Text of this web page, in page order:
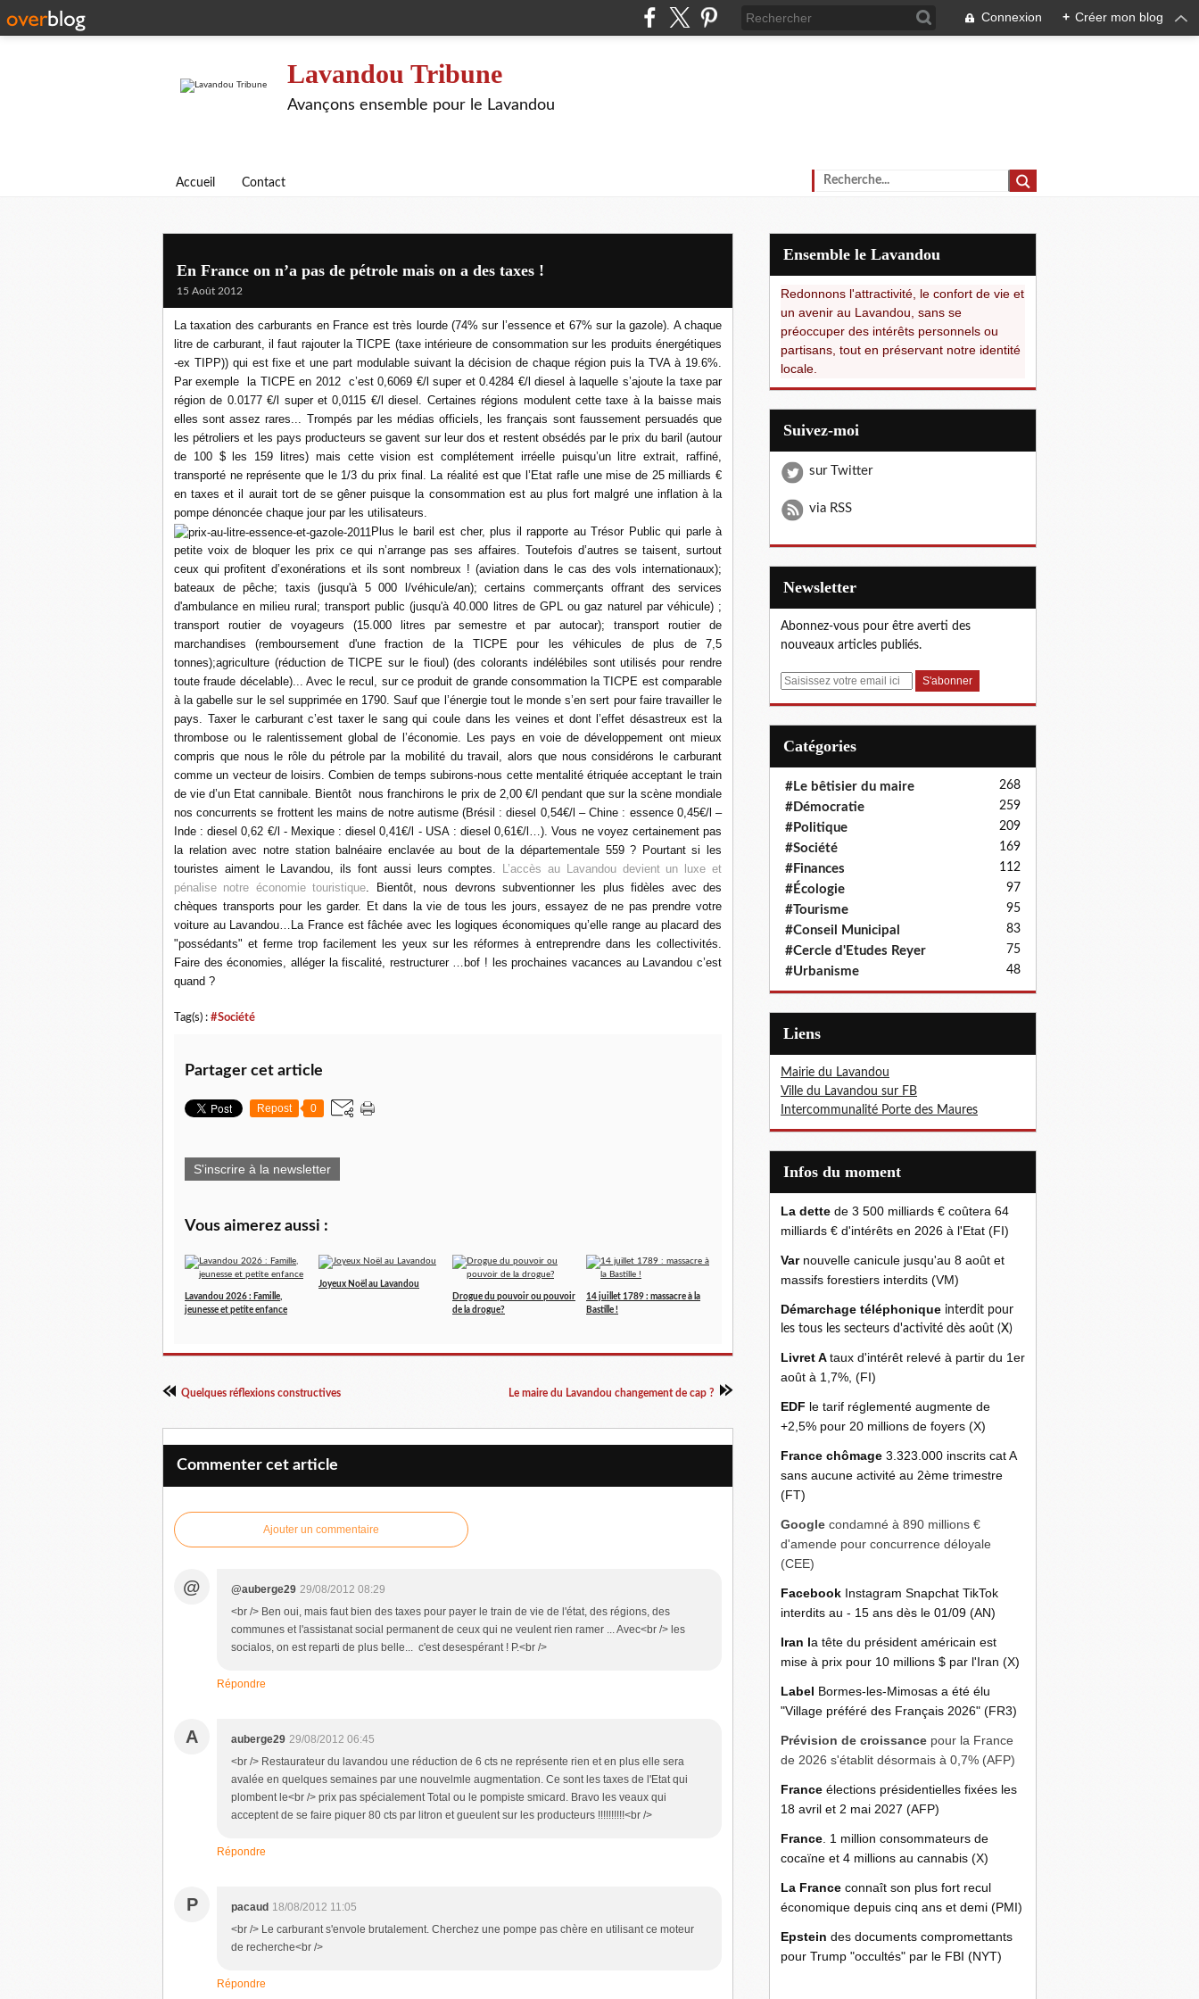
Connexion + Créer mon blog
Lavandou Tribune
Avançons ensemble pour le Lavandou
Accueil Contact
En France on n’a pas de pétrole mais on a des taxes !
15 Août 2012
La taxation des carburants en France est très lourde (74% sur l’essence et 67% sur la gazole). A chaque
litre de carburant, il faut rajouter la TICPE (taxe intérieure de consommation sur les produits énergétiques
-ex TIPP)) qui est fixe et une part modulable suivant la décision de chaque région puis la TVA à 19.6%.
Par exemple la TICPE en 2012 c’est 0,6069 €/l super et 0.4284 €/l diesel à laquelle s’ajoute la taxe par
région de 0.0177 €/l super et 0,0115 €/l diesel. Certaines régions modulent cette taxe à la baisse mais
elles sont assez rares... Trompés par les médias officiels, les français sont faussement persuadés que
les pétroliers et les pays producteurs se gavent sur leur dos et restent obsédés par le prix du baril (autour
de 100 $ les 159 litres) mais cette vision est complétement irréelle puisqu’un litre extrait, raffiné,
transporté ne représente que le 1/3 du prix final. La réalité est que l’Etat rafle une mise de 25 milliards €
en taxes et il aurait tort de se gêner puisque la consommation est au plus fort malgré une inflation à la
pompe dénoncée chaque jour par les utilisateurs.
Plus le baril est cher, plus il rapporte au Trésor Public qui parle à
petite voix de bloquer les prix ce qui n’arrange pas ses affaires. Toutefois d’autres se taisent, surtout
ceux qui profitent d’exonérations et ils sont nombreux ! (aviation dans le cas des vols internationaux);
bateaux de pêche; taxis (jusqu'à 5 000 l/véhicule/an); certains commerçants offrant des services
d'ambulance en milieu rural; transport public (jusqu'à 40.000 litres de GPL ou gaz naturel par véhicule) ;
transport routier de voyageurs (15.000 litres par semestre et par autocar); transport routier de
marchandises (remboursement d'une fraction de la TICPE pour les véhicules de plus de 7,5
tonnes);agriculture (réduction de TICPE sur le fioul) (des colorants indélébiles sont utilisés pour rendre
toute fraude décelable)... Avec le recul, sur ce produit de grande consommation la TICPE est comparable
à la gabelle sur le sel supprimée en 1790. Sauf que l’énergie tout le monde s’en sert pour faire travailler le
pays. Taxer le carburant c’est taxer le sang qui coule dans les veines et dont l’effet désastreux est la
thrombose ou le ralentissement global de l’économie. Les pays en voie de développement ont mieux
compris que nous le rôle du pétrole par la mobilité du travail, alors que nous considérons le carburant
comme un vecteur de loisirs. Combien de temps subirons-nous cette mentalité étriquée acceptant le train
de vie d’un Etat cannibale. Bientôt nous franchirons le prix de 2,00 €/l pendant que sur la scène mondiale
nos concurrents se frottent les mains de notre autisme (Brésil : diesel 0,54€/l – Chine : essence 0,45€/l –
Inde : diesel 0,62 €/l - Mexique : diesel 0,41€/l - USA : diesel 0,61€/l…). Vous ne voyez certainement pas
la relation avec notre station balnéaire enclavée au bout de la départementale 559 ? Pourtant si les
touristes aiment le Lavandou, ils font aussi leurs comptes.
L’accès au Lavandou devient un luxe et
pénalise notre économie touristique. Bientôt, nous devrons subventionner les plus fidèles avec des
chèques transports pour les garder. Et dans la vie de tous les jours, essayez de ne pas prendre votre
voiture au Lavandou…La France est fâchée avec les logiques économiques qu’elle range au placard des
"possédants" et ferme trop facilement les yeux sur les réformes à entreprendre dans les collectivités.
Faire des économies, alléger la fiscalité, restructurer …bof ! les prochaines vacances au Lavandou c’est
quand ?
Tag(s) : #Société
Partager cet article
Repost 0
S'inscrire à la newsletter
Vous aimerez aussi :
Lavandou 2026 : Famille,
jeunesse et petite enfance
Joyeux Noël au Lavandou
Drogue du pouvoir ou pouvoir
de la drogue?
14 juillet 1789 : massacre à la
Bastille !
Quelques réflexions constructives Le maire du Lavandou changement de cap ?
Commenter cet article
Ajouter un commentaire
@ @auberge29 29/08/2012 08:29
<br /> Ben oui, mais faut bien des taxes pour payer le train de vie de l'état, des régions, des
communes et l'assistanat social permanent de ceux qui ne veulent rien ramer ... Avec<br /> les
socialos, on est reparti de plus belle... c'est desespérant ! P.<br />
Répondre
A auberge29 29/08/2012 06:45
<br /> Restaurateur du lavandou une réduction de 6 cts ne représente rien et en plus elle sera
avalée en quelques semaines par une nouvelmle augmentation. Ce sont les taxes de l'Etat qui
plombent le<br /> prix pas spécialement Total ou le pompiste smicard. Bravo les veaux qui
acceptent de se faire piquer 80 cts par litron et gueulent sur les producteurs !!!!!!!!!!<br />
Répondre
P pacaud 18/08/2012 11:05
<br /> Le carburant s'envole brutalement. Cherchez une pompe pas chère en utilisant ce moteur
de recherche<br />
Répondre
Ensemble le Lavandou
Redonnons l'attractivité, le confort de vie et
un avenir au Lavandou, sans se
préoccuper des intérêts personnels ou
partisans, tout en préservant notre identité
locale.
Suivez-moi
sur Twitter
via RSS
Newsletter
Abonnez-vous pour être averti des
nouveaux articles publiés.
E
Catégories
#Le bêtisier du maire 268
#Démocratie 259
#Politique 209
#Société 169
#Finances 112
#Écologie 97
#Tourisme 95
#Conseil Municipal 83
#Cercle d'Etudes Reyer 75
#Urbanisme 48
Liens
Mairie du Lavandou
Ville du Lavandou sur FB
Intercommunalité Porte des Maures
Infos du moment
La dette de 3 500 milliards € coûtera 64
milliards € d'intérêts en 2026 à l'Etat (FI)
Var nouvelle canicule jusqu'au 8 août et
massifs forestiers interdits (VM)
Démarchage téléphonique interdit pour
les tous les secteurs d'activité dès août (X)
Livret Ataux d'intérêt relevé à partir du 1er
août à 1,7%, (FI)
EDF le tarif réglementé augmente de
+2,5% pour 20 millions de foyers (X)
France chômage 3.323.000 inscrits cat A
sans aucune activité au 2ème trimestre
(FT)
Google condamné à 890 millions €
d'amende pour concurrence déloyale
(CEE)
Facebook Instagram Snapchat TikTok
interdits au - 15 ans dès le 01/09 (AN)
Iran la tête du président américain est
mise à prix pour 10 millions $ par l'Iran (X)
Label Bormes-les-Mimosas a été élu
"Village préféré des Français 2026" (FR3)
Prévision de croissance pour la France
de 2026 s'établit désormais à 0,7% (AFP)
France élections présidentielles fixées les
18 avril et 2 mai 2027 (AFP)
France . 1 million consommateurs de
cocaïne et 4 millions au cannabis (X)
La France connaît son plus fort recul
économique depuis cinq ans et demi (PMI)
Epstein des documents compromettants
pour Trump "occultés" par le FBI (NYT)